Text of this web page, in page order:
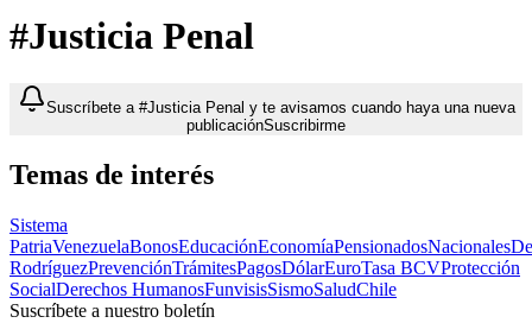
#Justicia Penal
Suscríbete a #Justicia Penal y te avisamos cuando haya una nueva
publicaciónSuscribirme
Temas de interés
Sistema
PatriaVenezuelaBonosEducaciónEconomíaPensionadosNacionales
RodríguezPrevenciónTrámitesPagosDólarEuroTasa BCVProtección
SocialDerechos HumanosFunvisisSismoSaludChile
Suscríbete a nuestro boletín